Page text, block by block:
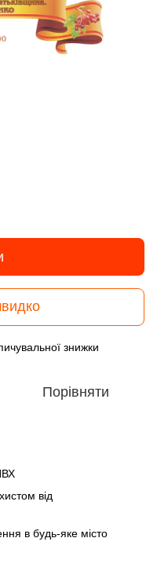
знижки
Порівняти
від
в будь-яке місто